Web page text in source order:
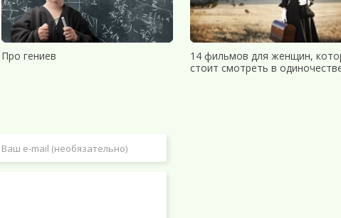
Про гениев
14 фильмов для женщин,
стоит смотреть в